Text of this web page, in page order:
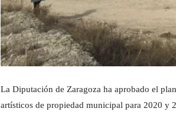
La Diputación de Zaragoza ha aprobado el
artísticos de propiedad municipal para 2020 y